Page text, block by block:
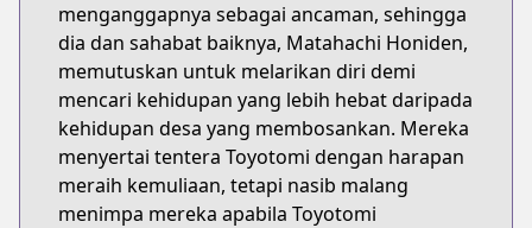
menganggapnya sebagai ancaman, sehingga
dia dan sahabat baiknya, Matahachi Honiden,
memutuskan untuk melarikan diri demi
mencari kehidupan yang lebih hebat daripada
kehidupan desa yang membosankan. Mereka
menyertai tentera Toyotomi dengan harapan
meraih kemuliaan, tetapi nasib malang
menimpa mereka apabila Toyotomi